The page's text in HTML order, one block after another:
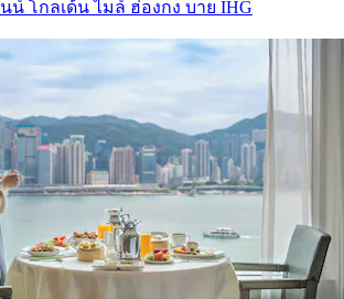
น์ โกลเด้น ไมล์ ฮ่องกง บาย IHG